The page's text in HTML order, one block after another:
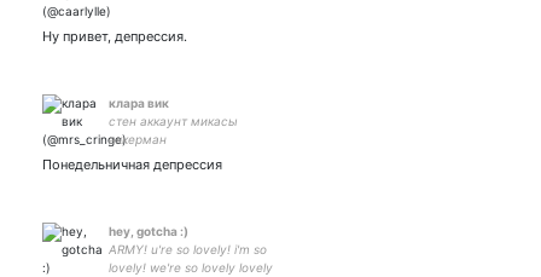
Ну привет, депрессия.
клара вик
стен аккаунт микасы
аккерман
Понедельничная депрессия
hey, gotcha :)
ARMY! u're so lovely! i'm so
lovely! we're so lovely lovely